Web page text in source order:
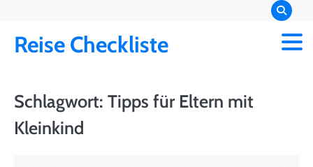
content
Reise Checkliste
Schlagwort: Tipps für Eltern mit
Kleinkind